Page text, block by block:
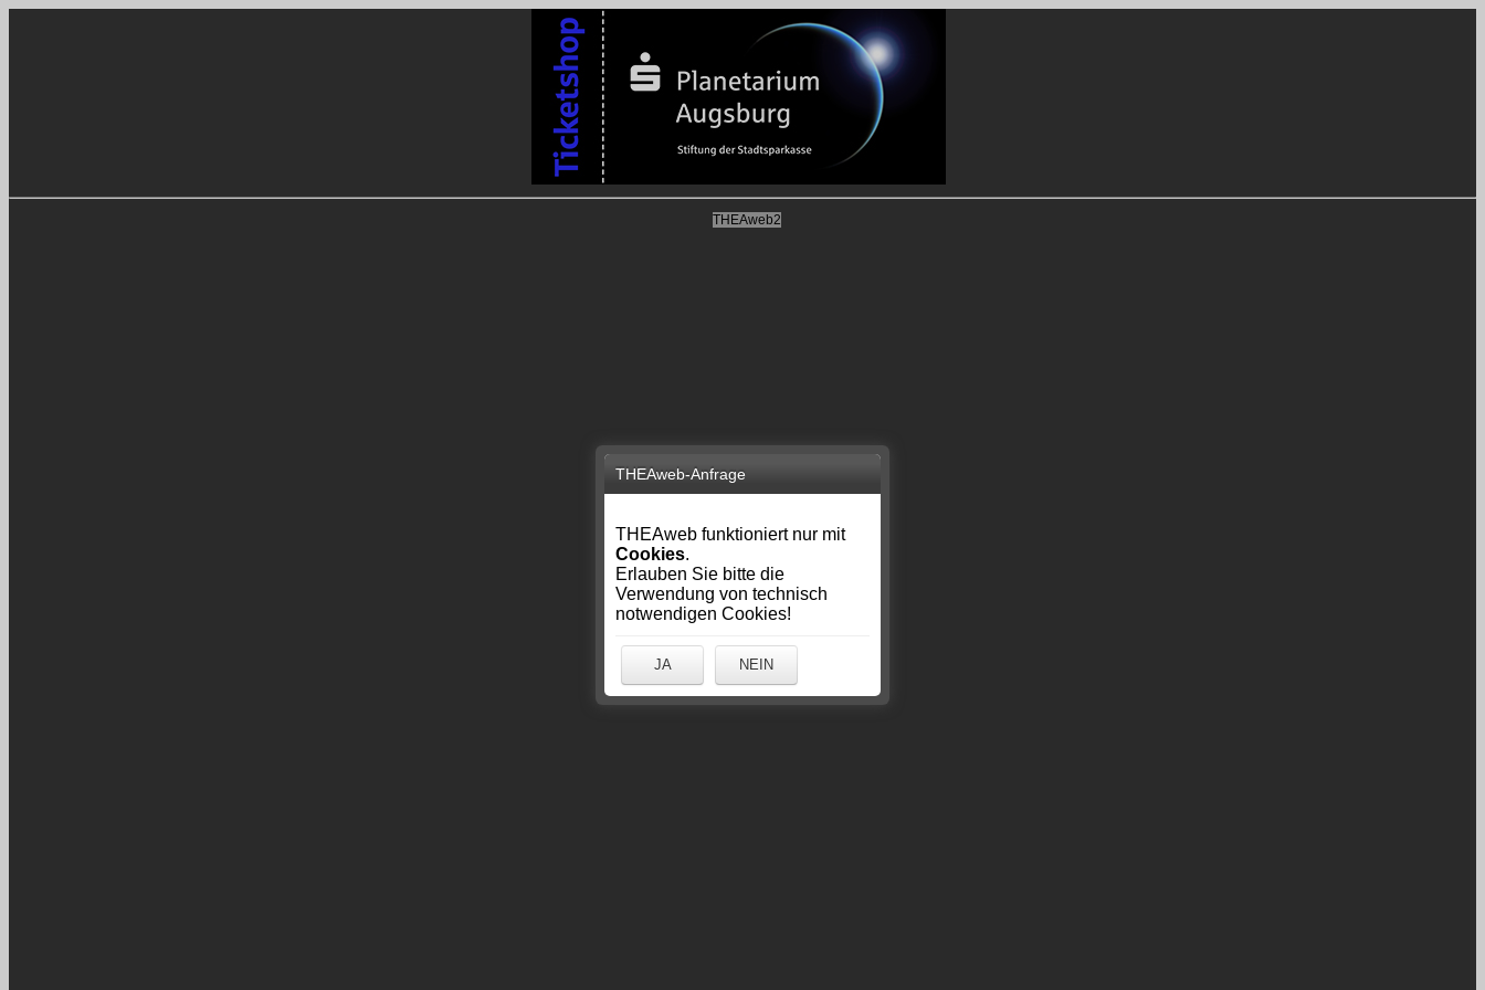
THEAweb2
THEAweb-Anfrage
THEAweb funktioniert nur mit
Cookies.
Erlauben Sie bitte die
Verwendung von technisch
notwendigen Cookies!
JA NEIN